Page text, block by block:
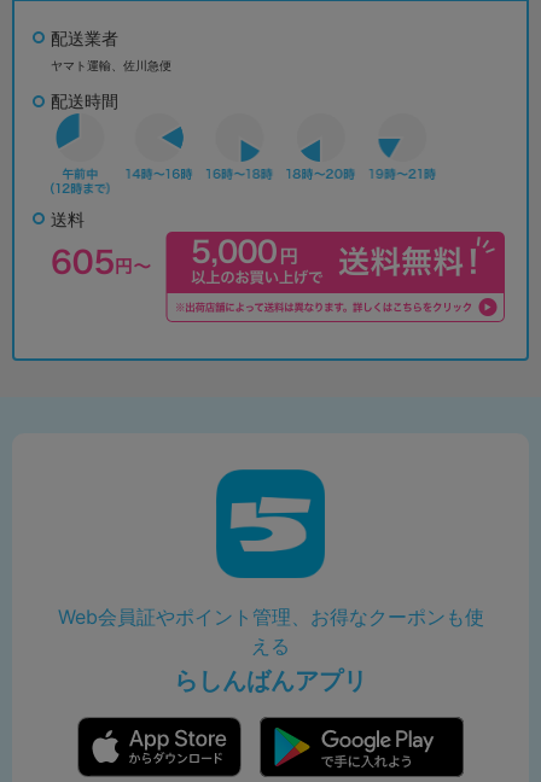
配送業者
ヤマト運輸、佐川急便
配送時間
送料
Web会員証やポイント管理、お得なクーポンも使
える
らしんばんアプリ